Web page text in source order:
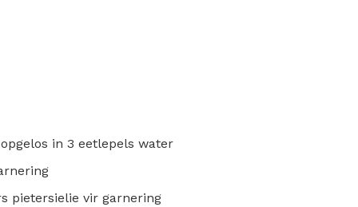
in 3 eetlepels water
pietersielie vir garnering